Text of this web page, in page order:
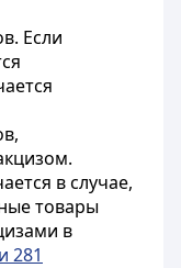
Если
в случае,
товары
в
281